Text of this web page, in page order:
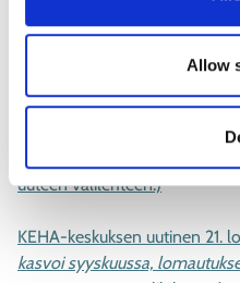
Allow
Työllisyyskatsauksen
välilehteen.)
uuteen välilehteen.)
KEHA-keskuksen uutinen 21.
kasvoi syyskuussa,